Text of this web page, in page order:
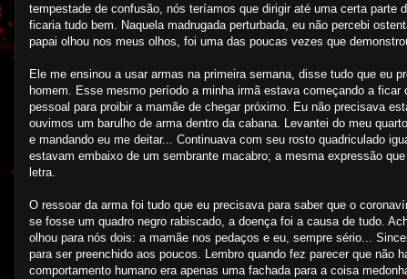
tempestade de confusão, nós teríamos que dirigir até uma certa
ficaria tudo bem. Naquela madrugada perturbada, eu não percebi
papai olhou nos meus olhos, foi uma das poucas vezes que
Ele me ensinou a usar armas na primeira semana, disse tudo que eu
homem. Esse mesmo período a minha irmã estava começando a
pessoal para proibir a mamãe de chegar próximo. Eu não precisava
ouvimos um barulho de arma dentro da cabana. Levantei do meu
e mandando eu me deitar... Continuava com seu rosto quadriculado
estavam embaixo de um sembrante macabro; a mesma expressão
letra.
O ressoar da arma foi tudo que eu precisava para saber que o
se fosse um quadro negro rabiscado, a doença foi a causa de tudo.
olhou para nós dois: a mamãe nos pedaços e eu, sempre sério...
para ser preenchido aos poucos. Lembro quando fez parecer que
comportamento humano era apenas uma fachada para a coisa